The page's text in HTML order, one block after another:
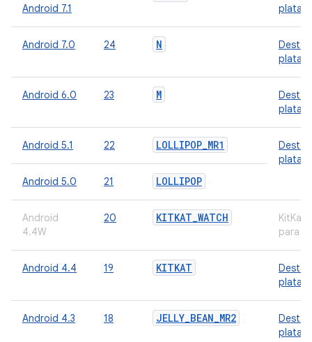
Android 7.1
Android 7.0 24 N
Android 6.0 23 M
Android 5.1 22 LOLLIPOP_MR1
Android 5.0
21 LOLLIPOP
Android
4.4W
20 KITKAT_WATCH
KitKat
para
Android 4.4 19 KITKAT
Android 4.3 18 JELLY_BEAN_MR2